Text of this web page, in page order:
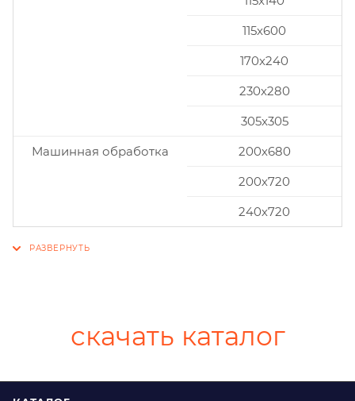
115x600
170x240
230x280
305x305
Машинная обработка
200х680
200х720
240х720
скачать каталог